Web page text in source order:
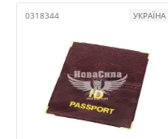
0318344 УКРАЇНА